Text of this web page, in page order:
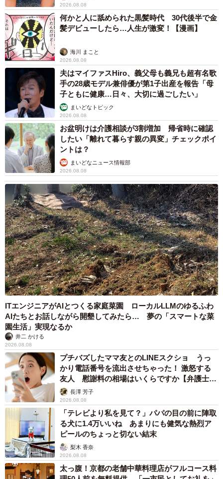
ナちゃんとブリちゃんも起きて、飼い主さんの後をついて
くるそうです。
性格はお転婆で甘えん坊、けれど実はとても気遣いのでき
る子。
「トビ子やブリが爪切りタイムで捕まっていると、シナが
心配そうに駆け寄ってきます。小さい体で、よくあんなに
たくさんの病気を乗り越えてきたなって思います」
ノミダニや寄生虫による嘔吐・下痢、猫カビで顔まわりや
足の毛が固まってしまったこともあり、毎日お風呂に入れ
て体を洗っていた時期もあったといいます。
「それでも、元気を取り戻してくれた。ほんとうに強い子
です」
6/12
2026.08.08
何かと人に舐められた黒髪時代 30代後半で金
髪デビューしたら…人生が激変！【漫画】
海川 まこと
2026.08.08
夫はマイファスHiro、義父母も義兄も超有名歌
手の28歳モデル兼俳優が第1子出産を報告「母
子ともに健康…日々、大切に過ごしたい」
まいどなトピック
2026.08.08
お盆明けは介護相談が3割増加 帰省時に確認
したい「離れて暮らす親の異変」チェックポイ
ントは？
まいどなニュース情報部
2026.08.08
ITエンジニアがAIとつくる家庭菜園 ローカルLLMのゆるふわ
AIたちとお話しながら開墾してみたら… 夢の「スマートな菜
園生活」実現なるか
井二 かける
2026.08.08
プチバズしたママ友とのLINEスクショ うっ
かり電話番号を流出させちゃった！ 激怒する
友人 慰謝料の相場はいくらですか【弁護士が
解説】長澤 芳子
2026.08.08
「テレビより私を見て？」パパの目の前に陣取
る犬に1.4万いいね あまりにも健気な熱烈ア
ピールのちょっと切ない結末
梨木 香奈
2026.08.08
太っ腹！京都の老舗中華料理店がフルコース料